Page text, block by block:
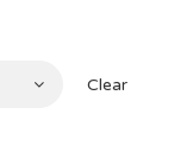
€104,00
Clear